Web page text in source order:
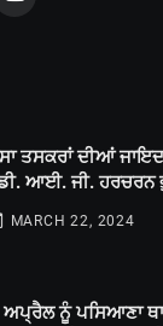
ਤਸਕਰਾਂ ਦੀਆਂ
ਆਈ. ਜੀ. ਹਰਚਰਨ
MARCH 22, 2024
ਅਪ੍ਰੈਲ ਨੂੰ ਪਸਿਆਣਾ